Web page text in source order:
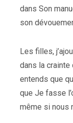
dans Son
son
Les filles,
dans la crainte
entends que
que Je fasse
même si nous